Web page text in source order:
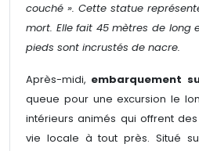
couché ». Cette statue
mort. Elle fait 45 mètres de long
pieds sont incrustés de nacre.
Après-midi, embarquement
queue pour une excursion le
intérieurs animés qui offrent
vie locale à tout près. Situé